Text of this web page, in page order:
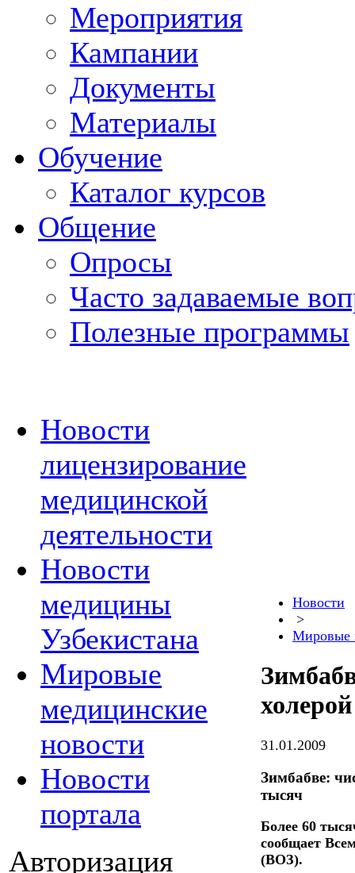
Мероприятия
Кампании
Документы
Материалы
Обучение
Каталог курсов
Общение
Опросы
Часто задаваемые
Полезные программы
Новости
лицензирование
медицинской
деятельности
Новости
медицины
Узбекистана
Мировые
медицинские
новости
Новости
портала
Авторизация
Новости
>
Мировые
31.01.2009
Зимбабве:
тысяч
Более 60
сообщает
(ВОЗ).